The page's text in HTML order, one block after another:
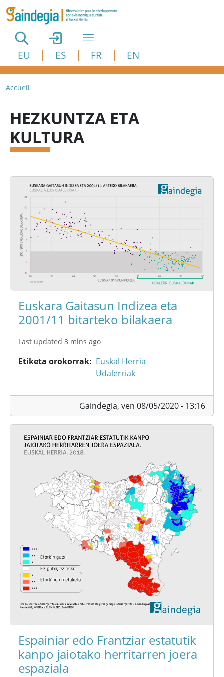
Aller au contenu principal
EU ES FR EN
Fil d'Ariane
Accueil
HEZKUNTZA ETA
KULTURA
Euskara Gaitasun Indizea eta
2001/11 bitarteko bilakaera
Last updated 3 mins ago
Etiketa orokorrak
Euskal Herria
Udalerriak
Gaindegia, ven 08/05/2020 - 13:16
Espainiar edo Frantziar estatutik
kanpo jaiotako herritarren joera
espaziala